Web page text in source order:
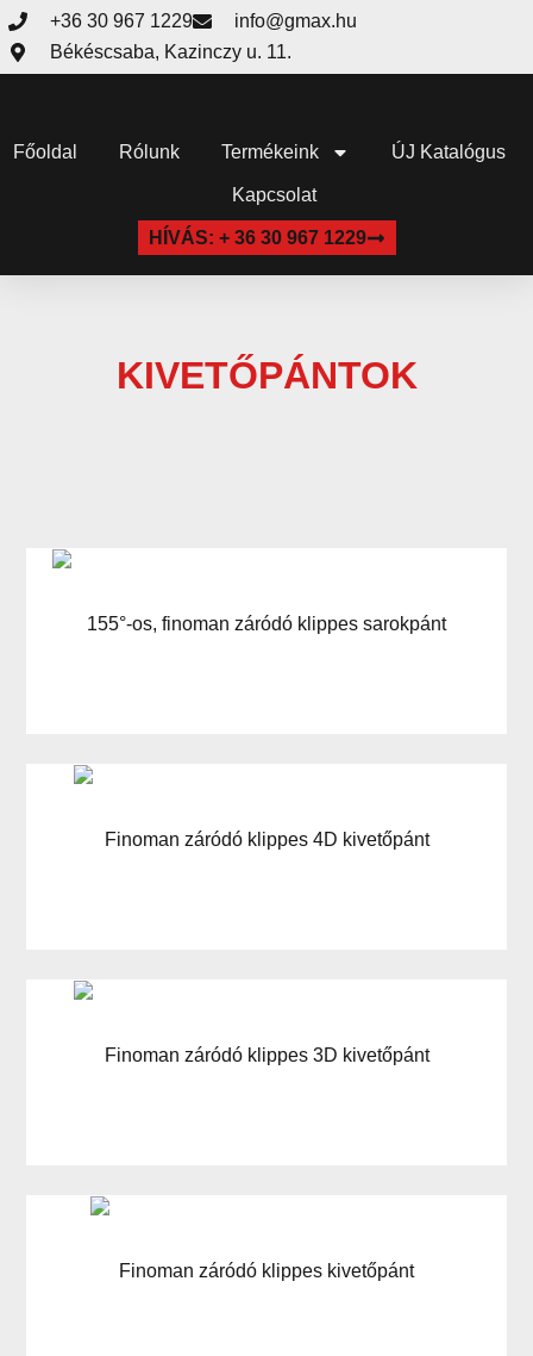
+36 30 967 1229
info@gmax.hu
Békéscsaba, Kazinczy u. 11.
Főoldal Rólunk Termékeink ÚJ Katalógus
Kapcsolat
HÍVÁS: + 36 30 967 1229
KIVETŐPÁNTOK
155°-os, finoman záródó klippes sarokpánt
Finoman záródó klippes 4D kivetőpánt
Finoman záródó klippes 3D kivetőpánt
Finoman záródó klippes kivetőpánt